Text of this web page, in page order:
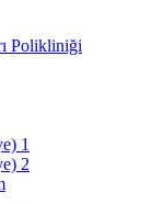
Polikliniği
1
2